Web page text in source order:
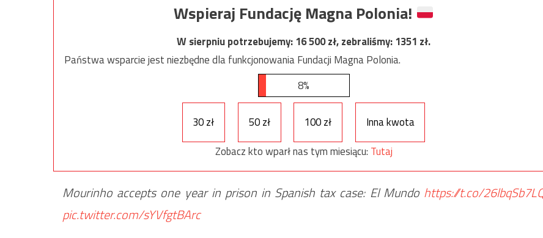
Wspieraj Fundację Magna Polonia!
W sierpniu potrzebujemy:16 500zł, zebraliśmy:1351 zł.
Państwa wsparcie jest niezbędne dla funkcjonowania Fundacji Magna Polonia.
8%
30 zł 50 zł 100 zł
Inna kwota
Zobacz kto wparł nas tym miesiącu: Tutaj
Mourinho accepts one year in prison in Spanish tax case: El Mundo https://t.co/
pic.twitter.com/sYVfgtBArc